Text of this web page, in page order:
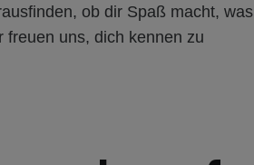
ob dir Spaß macht, was
uns, dich kennen zu